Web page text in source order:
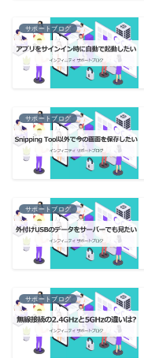
サポートブログ
サポートブログ
サポートブログ
サポートブログ